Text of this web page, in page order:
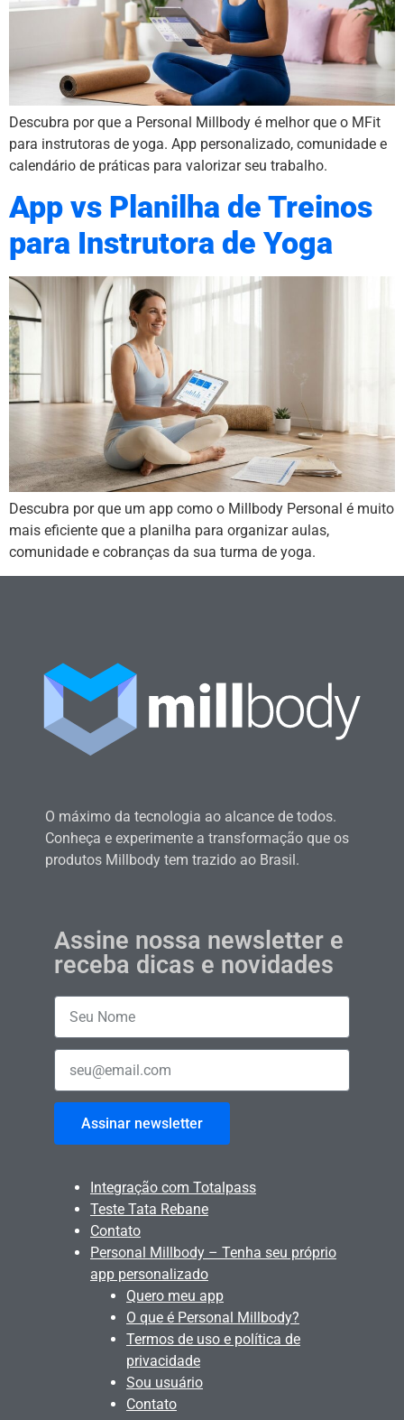
Descubra por que a Personal Millbody é melhor que o MFit
para instrutoras de yoga. App personalizado, comunidade e
calendário de práticas para valorizar seu trabalho.
App vs Planilha de Treinos
para Instrutora de Yoga
Descubra por que um app como o Millbody Personal é muito
mais eficiente que a planilha para organizar aulas,
comunidade e cobranças da sua turma de yoga.
O máximo da tecnologia ao alcance de todos.
Conheça e experimente a transformação que os
produtos Millbody tem trazido ao Brasil.
Assine nossa newsletter e
receba dicas e novidades
Assinar newsletter
Integração com Totalpass
Teste Tata Rebane
Contato
Personal Millbody – Tenha seu próprio
app personalizado
Quero meu app
O que é Personal Millbody?
Termos de uso e política de
privacidade
Sou usuário
Contato